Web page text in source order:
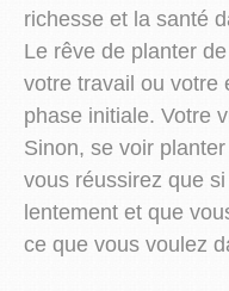
richesse et la santé
Le rêve de planter
votre travail ou votre
phase initiale. Votre
Sinon, se voir
vous réussirez que
lentement et que
ce que vous voulez